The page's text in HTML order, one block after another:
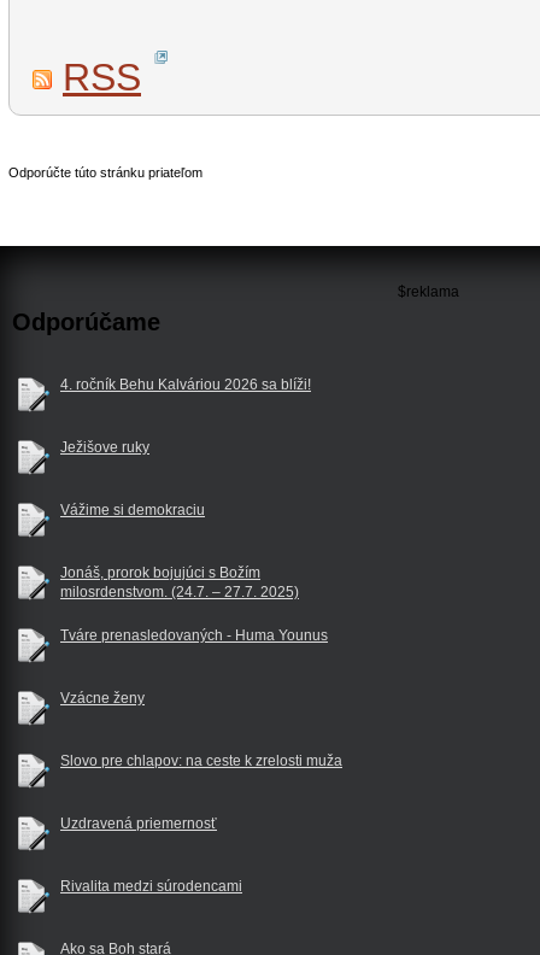
RSS
Odporúčte túto stránku priateľom
Odporúčame
4. ročník Behu Kalváriou 2026 sa blíži!
Ježišove ruky
Vážime si demokraciu
Jonáš, prorok bojujúci s Božím
milosrdenstvom. (24.7. – 27.7. 2025)
Tváre prenasledovaných - Huma Younus
Vzácne ženy
Slovo pre chlapov: na ceste k zrelosti muža
Uzdravená priemernosť
Rivalita medzi súrodencami
Ako sa Boh stará
$reklama